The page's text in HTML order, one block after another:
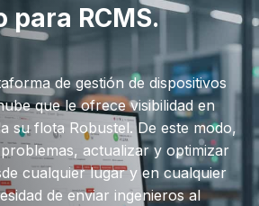
para RCMS.
de gestión de dispositivos
que le ofrece visibilidad en
su flota Robustel. De este modo,
actualizar y optimizar
cualquier lugar y en cualquier
de enviar ingenieros al